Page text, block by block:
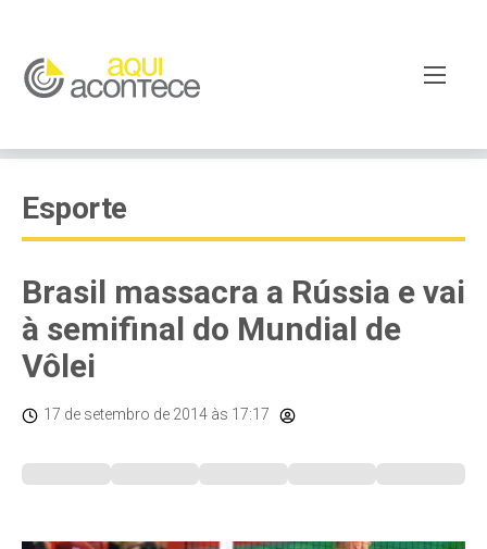
Esporte
Brasil massacra a Rússia e vai
à semifinal do Mundial de
Vôlei
17 de setembro de 2014 às 17:17